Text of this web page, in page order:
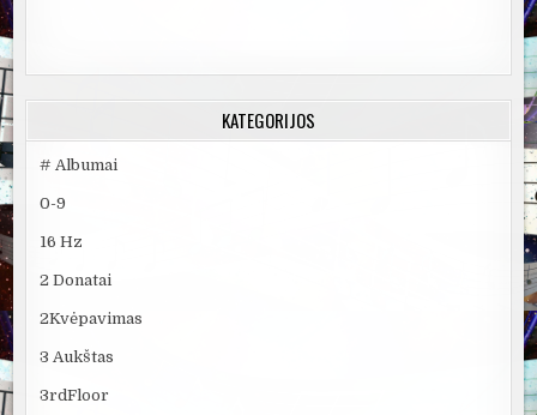
KATEGORIJOS
# Albumai
0-9
16 Hz
2 Donatai
2Kvėpavimas
3 Aukštas
3rdFloor